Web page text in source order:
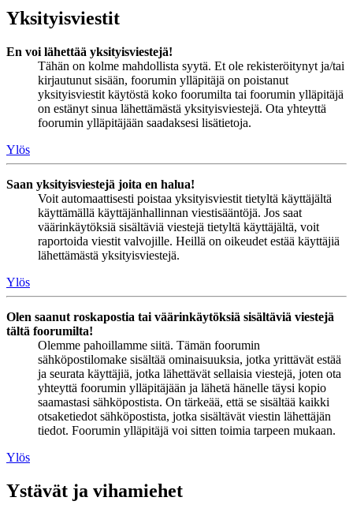
Yksityisviestit
En voi lähettää yksityisviestejä!
Tähän on kolme mahdollista syytä. Et ole rekisteröitynyt ja/tai
kirjautunut sisään, foorumin ylläpitäjä on poistanut
yksityisviestit käytöstä koko foorumilta tai foorumin ylläpitäjä
on estänyt sinua lähettämästä yksityisviestejä. Ota yhteyttä
foorumin ylläpitäjään saadaksesi lisätietoja.
Ylös
Saan yksityisviestejä joita en halua!
Voit automaattisesti poistaa yksityisviestit tietyltä käyttäjältä
käyttämällä käyttäjänhallinnan viestisääntöjä. Jos saat
väärinkäytöksiä sisältäviä viestejä tietyltä käyttäjältä, voit
raportoida viestit valvojille. Heillä on oikeudet estää käyttäjiä
lähettämästä yksityisviestejä.
Ylös
Olen saanut roskapostia tai väärinkäytöksiä sisältäviä viestejä
tältä foorumilta!
Olemme pahoillamme siitä. Tämän foorumin
sähköpostilomake sisältää ominaisuuksia, jotka yrittävät estää
ja seurata käyttäjiä, jotka lähettävät sellaisia viestejä, joten ota
yhteyttä foorumin ylläpitäjään ja lähetä hänelle täysi kopio
saamastasi sähköpostista. On tärkeää, että se sisältää kaikki
otsaketiedot sähköpostista, jotka sisältävät viestin lähettäjän
tiedot. Foorumin ylläpitäjä voi sitten toimia tarpeen mukaan.
Ylös
Ystävät ja vihamiehet